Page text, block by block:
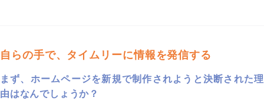
自らの手で、タイムリーに情報を発信する
まず、ホームページを新規で制作されようと決断された理
由はなんでしょうか？